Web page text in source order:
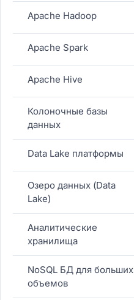
Apache Hadoop
Apache Spark
Apache Hive
Колоночные базы
данных
Data Lake платформы
Озеро данных (Data
Lake)
Аналитические
хранилища
NoSQL БД для больших
объемов